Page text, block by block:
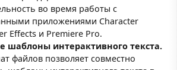
во время работы с
приложениями Character
Effects и Premiere Pro.
шаблоны интерактивного текста.
файлов позволяет совместно